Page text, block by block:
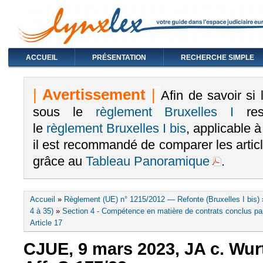
ACCUEIL PRÉSENTATION RECHERCHE SIMPLE
|Avertissement | Afin de savoir si
sous le règlement Bruxelles I
le règlement Bruxelles I bis, applicable
il est recommandé de comparer les
grâce au Tableau Panoramique .
Vous êtes ici
Accueil » Règlement (UE) n° 1215/2012 — Refonte (Bruxelles I bis)
4 à 35) » Section 4 - Compétence en matière de contrats conclus
Article 17
CJUE, 9 mars 2023, JA c.